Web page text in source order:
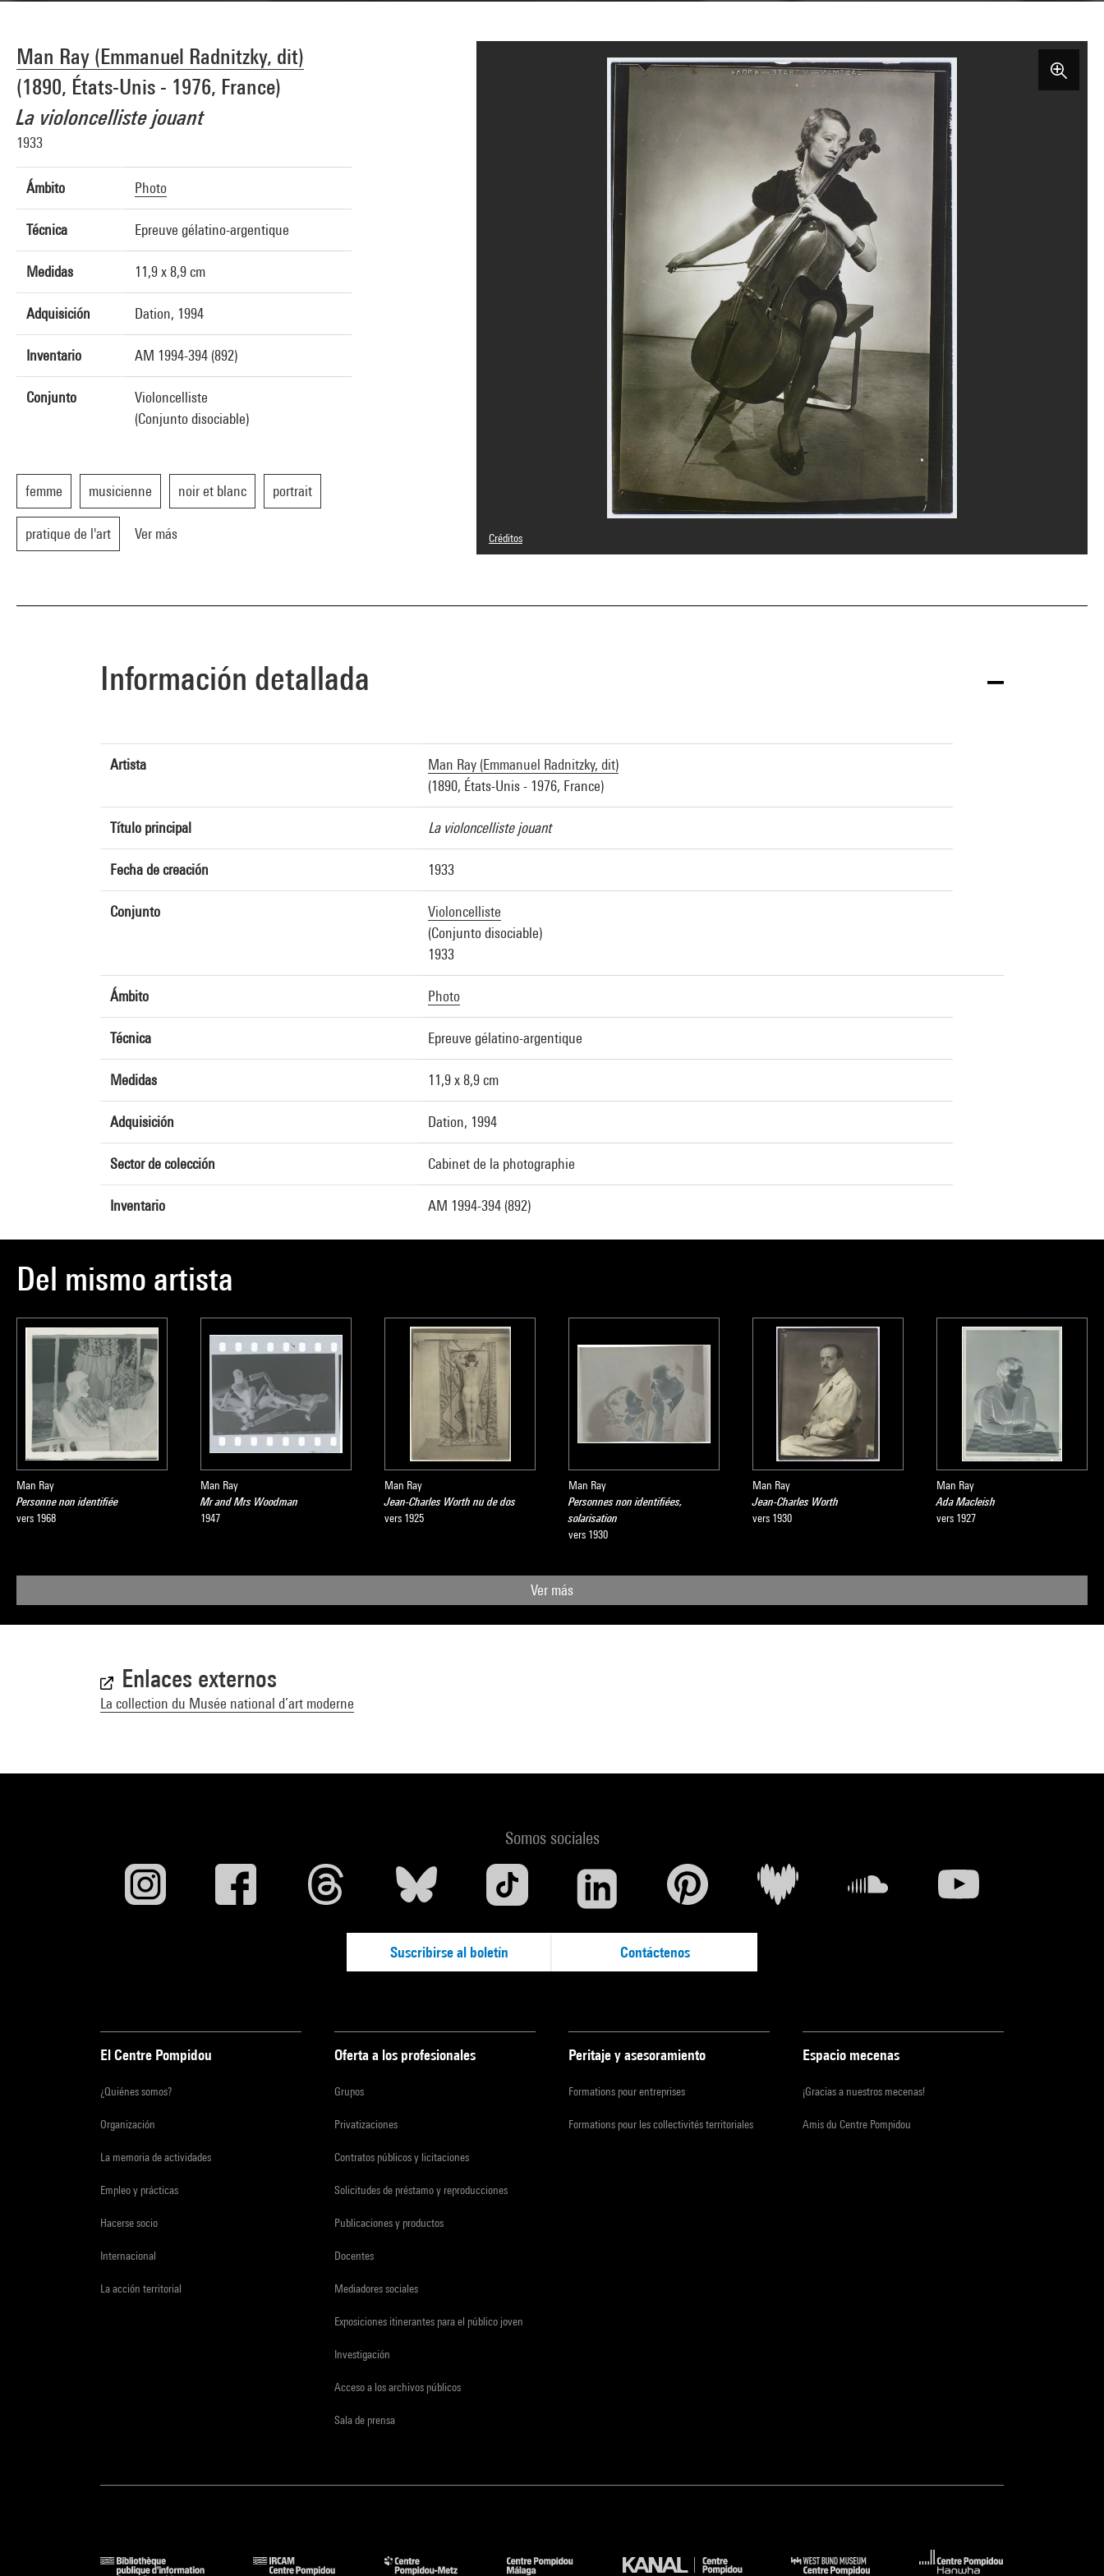
Man Ray (Emmanuel Radnitzky, dit)
(1890, États-Unis - 1976, France)
La violoncelliste jouant
1933
Ámbito Photo
Técnica Epreuve gélatino-argentique
Medidas 11,9 x 8,9 cm
Adquisición Dation, 1994
Inventario AM 1994-394 (892)
Conjunto
Violoncelliste
(Conjunto disociable)
femme musicienne noir et blanc portrait
pratique de l'art Ver más
Créditos
© Man Ray Trust / Adagp, Paris
Difusión de la imagen :GrandPalaisRmnPhoto
Información detallada
Artista
Man Ray (Emmanuel Radnitzky, dit)
(1890, États-Unis - 1976, France)
Título principal La violoncelliste jouant
Fecha de creación 1933
Conjunto
Violoncelliste
(Conjunto disociable)
1933
Ámbito Photo
Técnica Epreuve gélatino-argentique
Medidas 11,9 x 8,9 cm
Adquisición Dation, 1994
Sector de colección Cabinet de la photographie
Inventario AM 1994-394 (892)
Del mismo artista
Man Ray
Personne non identifiée
vers 1968
Man Ray
Mr and Mrs Woodman
1947
Man Ray
Jean-Charles Worth nu de dos
vers 1925
Man Ray
Personnes non identifiées,
solarisation
vers 1930
Man Ray
Jean-Charles Worth
vers 1930
Man Ray
Ada Macleish
vers 1927
Ver más
Enlaces externos
La collection du Musée national d’art moderne
Somos sociales
Suscribirse al boletín Contáctenos
El Centre Pompidou
¿Quiénes somos?
Organización
La memoria de actividades
Empleo y prácticas
Hacerse socio
Internacional
La acción territorial
Oferta a los profesionales
Grupos
Privatizaciones
Contratos públicos y licitaciones
Solicitudes de préstamo y reproducciones
Publicaciones y productos
Docentes
Mediadores sociales
Exposiciones itinerantes para el público joven
Investigación
Acceso a los archivos públicos
Sala de prensa
Peritaje y asesoramiento
Formations pour entreprises
Formations pour les collectivités territoriales
Espacio mecenas
¡Gracias a nuestros mecenas!
Amis du Centre Pompidou